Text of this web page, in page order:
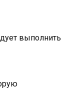
выполнить